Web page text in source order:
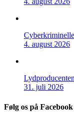
4. august 2026
31. juli 2026
Følg os på Facebook